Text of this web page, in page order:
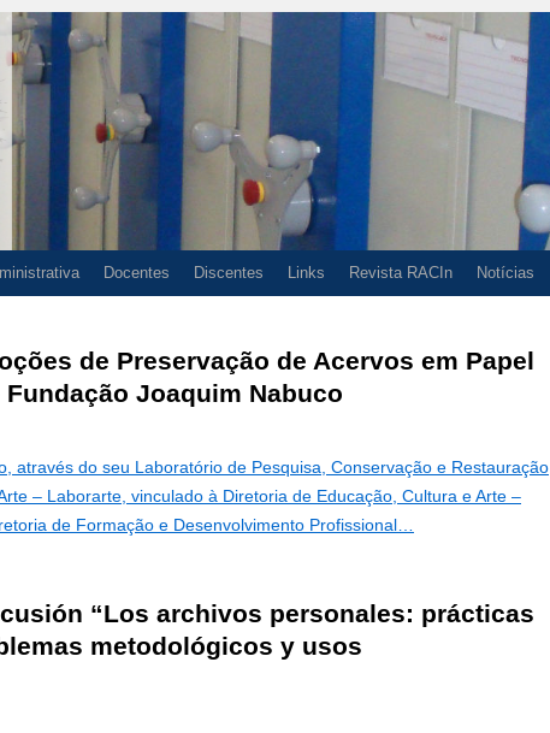
Docentes Discentes Links Revista RACIn Notícias
de Preservação de Acervos em Papel
Fundação Joaquim Nabuco
através do seu Laboratório de Pesquisa, Conservação e Restauração
– Laborarte, vinculado à Diretoria de Educação, Cultura e Arte –
de Formação e Desenvolvimento Profissional…
“Los archivos personales: prácticas
metodológicos y usos